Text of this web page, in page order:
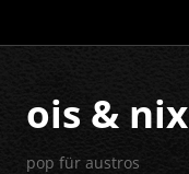
ois & nix
pop für austros